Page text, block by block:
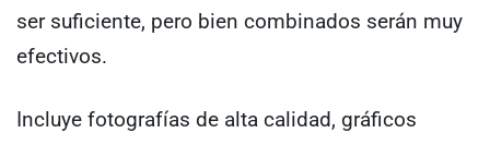
ser suficiente, pero bien combinados serán muy
efectivos.
Incluye fotografías de alta calidad, gráficos